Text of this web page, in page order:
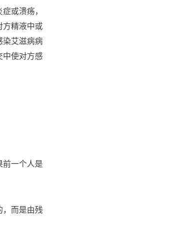
或溃疡，
方精液中或
染艾滋病病
中使对方感
一个人是
，而是由残